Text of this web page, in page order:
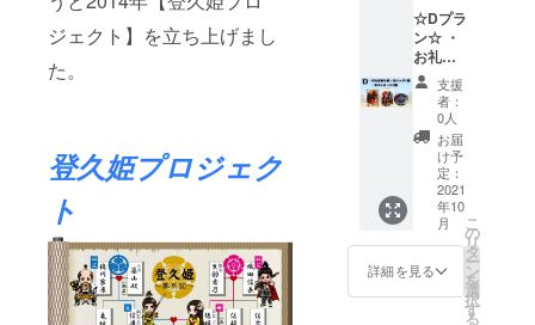
ジェクト】を立ち上げまし
た。
登久姫プロジェク
ト
記載＊
お名前
(ハンド
ルネー
ム可)を
お知ら
せ下さ
い。
☆Dプラ
ン☆ ・
お礼の
御手紙
・登久
姫ポス
トカー
ド2種
・缶
バッジ1
ターン
を郵送
にてお
送り致
しま
支援
者：
0人
お届
け予
定：
2021
年10
月
詳細を見る
こ
の
リ
タ
ー
ン
を
選
択
す
る